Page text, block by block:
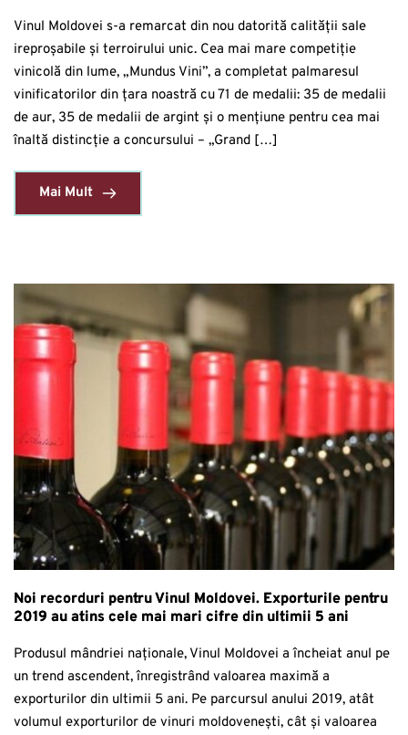
Vinul Moldovei s-a remarcat din nou datorită calității sale
ireproșabile și terroirului unic. Cea mai mare competiție
vinicolă din lume, „Mundus Vini”, a completat palmaresul
vinificatorilor din țara noastră cu 71 de medalii: 35 de medalii
de aur, 35 de medalii de argint și o mențiune pentru cea mai
înaltă distincție a concursului – „Grand […]
Mai Mult
Noi recorduri pentru Vinul Moldovei. Exporturile pentru
2019 au atins cele mai mari cifre din ultimii 5 ani
Produsul mândriei naționale, Vinul Moldovei a încheiat anul pe
un trend ascendent, înregistrând valoarea maximă a
exporturilor din ultimii 5 ani. Pe parcursul anului 2019, atât
volumul exporturilor de vinuri moldovenești, cât și valoarea